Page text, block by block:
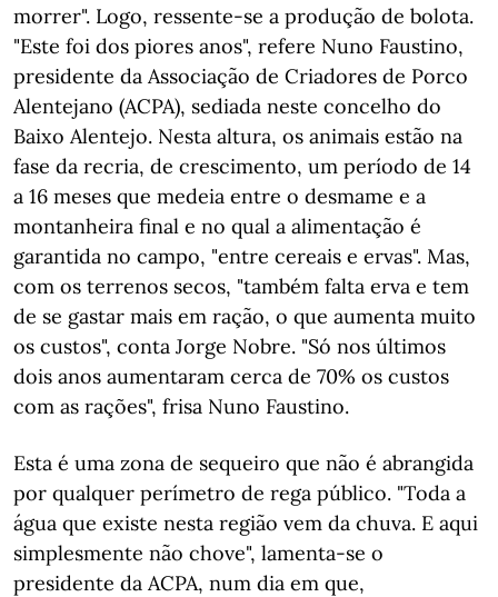
morrer". Logo, ressente-se a produção de bolota.
"Este foi dos piores anos", refere Nuno Faustino,
presidente da Associação de Criadores de Porco
Alentejano (ACPA), sediada neste concelho do
Baixo Alentejo. Nesta altura, os animais estão na
fase da recria, de crescimento, um período de 14
a 16 meses que medeia entre o desmame e a
montanheira final e no qual a alimentação é
garantida no campo, "entre cereais e ervas". Mas,
com os terrenos secos, "também falta erva e tem
de se gastar mais em ração, o que aumenta muito
os custos", conta Jorge Nobre. "Só nos últimos
dois anos aumentaram cerca de 70% os custos
com as rações", frisa Nuno Faustino.
Esta é uma zona de sequeiro que não é abrangida
por qualquer perímetro de rega público. "Toda a
água que existe nesta região vem da chuva. E aqui
simplesmente não chove", lamenta-se o
presidente da ACPA, num dia em que,